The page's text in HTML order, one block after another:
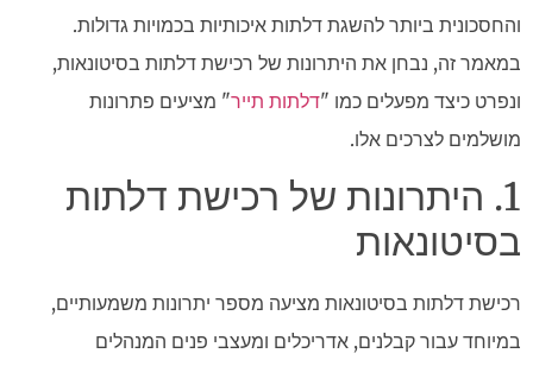
והחסכונית ביותר להשגת דלתות איכותיות בכמויות גדולות.
במאמר זה, נבחן את היתרונות של רכישת דלתות בסיטונאות,
ונפרט כיצד מפעלים כמו "דלתות תייר" מציעים פתרונות
מושלמים לצרכים אלו.
1. היתרונות של רכישת דלתות
בסיטונאות
רכישת דלתות בסיטונאות מציעה מספר יתרונות משמעותיים,
במיוחד עבור קבלנים, אדריכלים ומעצבי פנים המנהלים